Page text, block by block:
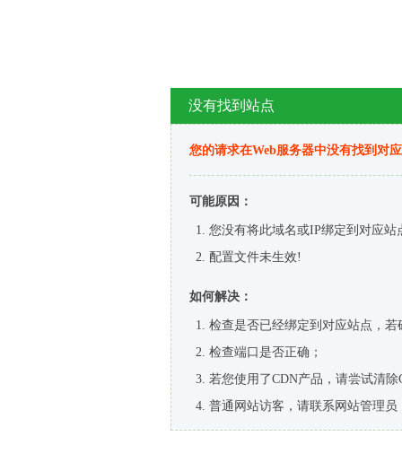
没有找到站点
您的请求在Web服务器中没有找到对
可能原因：
您没有将此域名或IP绑定到对应站
配置文件未生效!
如何解决：
检查是否已经绑定到对应站点，
检查端口是否正确；
若您使用了CDN产品，请尝试清除
普通网站访客，请联系网站管理员